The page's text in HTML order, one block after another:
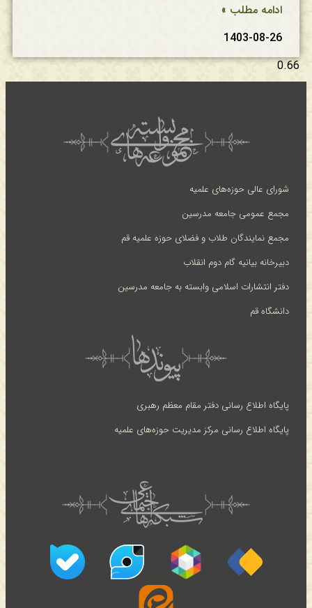
ادامه مطلب »
1403-08-26
شورای عالی حوزه‌های علمیه
مجمع عمومی جامعه مدرسین
مجمع نمایندگان طلاب و فضلای حوزه علمیه قم
دبیرخانه بیانیه گام دوم انقلاب
دفتر انتشارات اسلامی وابسته به جامعه مدرسین
دانشگاه قم
پایگاه اطلاع رسانی دفتر مقام معظم رهبری
پایگاه اطلاع رسانی مرکز مدیریت حوزه‌های علمیه